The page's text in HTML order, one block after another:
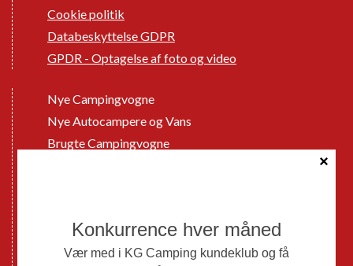
Cookie politik
Databeskyttelse GDPR
GPDR - Optagelse af foto og video
Nye Campingvogne
Nye Autocampere og Vans
Brugte Campingvogne
Mortens Campingtips
KG Camping Kundeklub